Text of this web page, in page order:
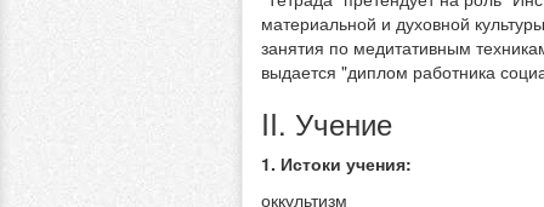
материальной и духовной
занятия по медитативным
выдается "диплом работника
II. Учение
1. Истоки учения:
оккультизм